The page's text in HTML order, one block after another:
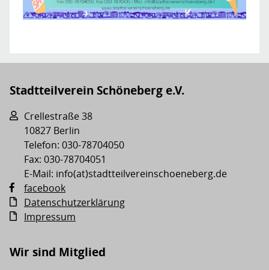
Stadtteilverein Schöneberg e.V.
Crellestraße 38
10827 Berlin
Telefon: 030-78704050
Fax: 030-78704051
E-Mail: info(at)stadtteilvereinschoeneberg.de
facebook
Datenschutzerklärung
Impressum
Wir sind Mitglied